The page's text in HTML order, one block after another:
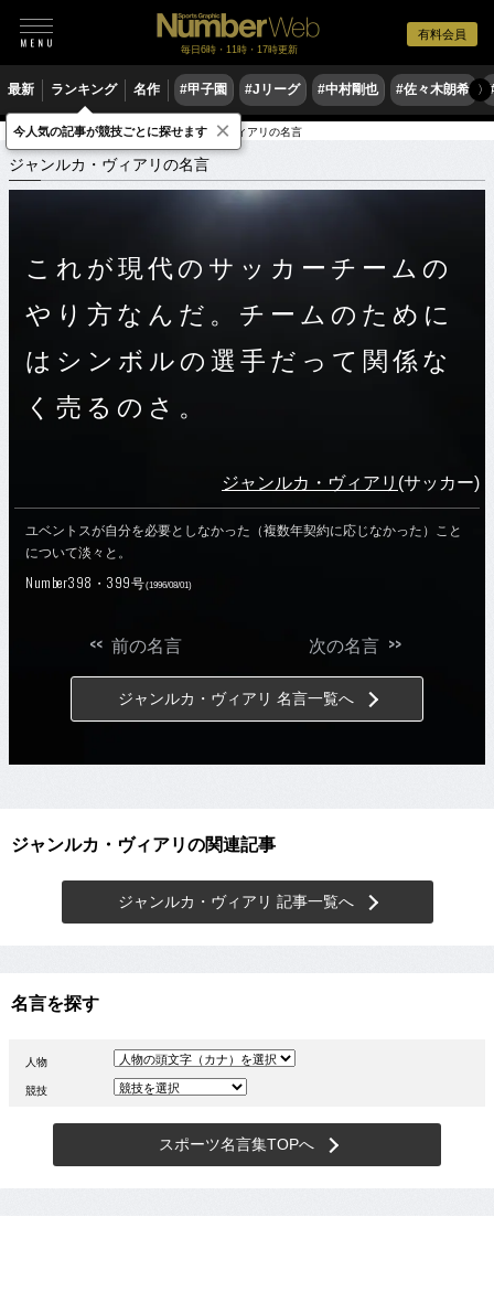
有料会員
毎日6時・11時・17時更新
最新 ランキング 名作 #甲子園 #Jリーグ #中村剛也 #佐々木朗希 〉
スポーツ名言集 ア ジャンルカ・ヴィアリの名言
ジャンルカ・ヴィアリの名言
これが現代のサッカーチームの
やり方なんだ。チームのために
はシンボルの選手だって関係な
く売るのさ。
ジャンルカ・ヴィアリ (サッカー)
ユベントスが自分を必要としなかった（複数年契約に応じなかった）こと
について淡々と。
Number398・399号(1996/08/01)
<< 前の名言 次の名言>>
ジャンルカ・ヴィアリ 名言一覧へ
ジャンルカ・ヴィアリの関連記事
ジャンルカ・ヴィアリ 記事一覧へ
名言を探す
人物
競技
スポーツ名言集TOPへ
今人気の記事が競技ごとに探せます ×